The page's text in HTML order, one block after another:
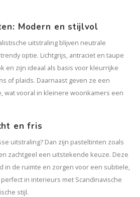
Modern en stijlvol
uitstraling blijven neutrale
optie. Lichtgrijs, antraciet en taupe
en zijn ideaal als basis voor kleurrijke
of plaids. Daarnaast geven ze een
wat vooral in kleinere woonkamers een
en fris
uitstraling? Dan zijn pasteltinten zoals
zachtgeel een uitstekende keuze. Deze
in de ruimte en zorgen voor een subtiele,
in interieurs met Scandinavische
stijl.